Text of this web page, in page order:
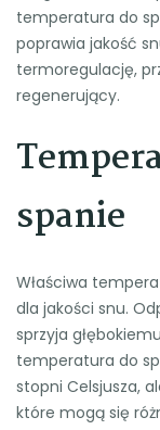
temperatura do
poprawia jakość
termoregulację,
regenerujący.
spanie
Właściwa
dla jakości snu.
sprzyja
temperatura do
stopni Celsjusza,
które mogą się